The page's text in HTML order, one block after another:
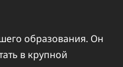
образования. Он
в крупной